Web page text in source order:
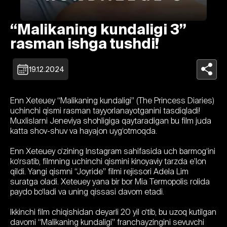
“Malikaning kundaligi 3”
rasman ishga tushdi!
19.12.2024
Enn Xeteuey “Malikaning kundaligi” (The Princess Diaries)
uchinchi qismi rasman tayyorlanayotganini tasdiqladi!
Muxlislarni Jeneviya shohligiga qaytaradigan bu film juda
katta shov-shuv va hayajon uyg‘otmoqda.
Enn Xeteuey o‘zining Instagram sahifasida uch barmog‘ini
ko‘rsatib, filmning uchinchi qismini kinoyaviy tarzda e’lon
qildi. Yangi qismni “Joyride” filmi rejissori Adela Lim
suratga oladi. Xeteuey yana bir bor Mia Termopolis rolida
paydo bo‘ladi va uning qissasi davom etadi.
Ikkinchi film chiqishidan deyarli 20 yil o‘tib, bu uzoq kutilgan
davomi “Malikaning kundaligi” franchayzingini sevuvchi